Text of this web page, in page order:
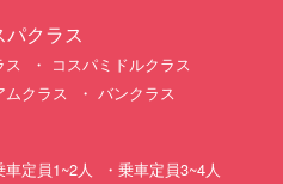
クラス
ス
コスパミドルクラス
ムクラス バンクラス
車定員1~2人
乗車定員3~4人